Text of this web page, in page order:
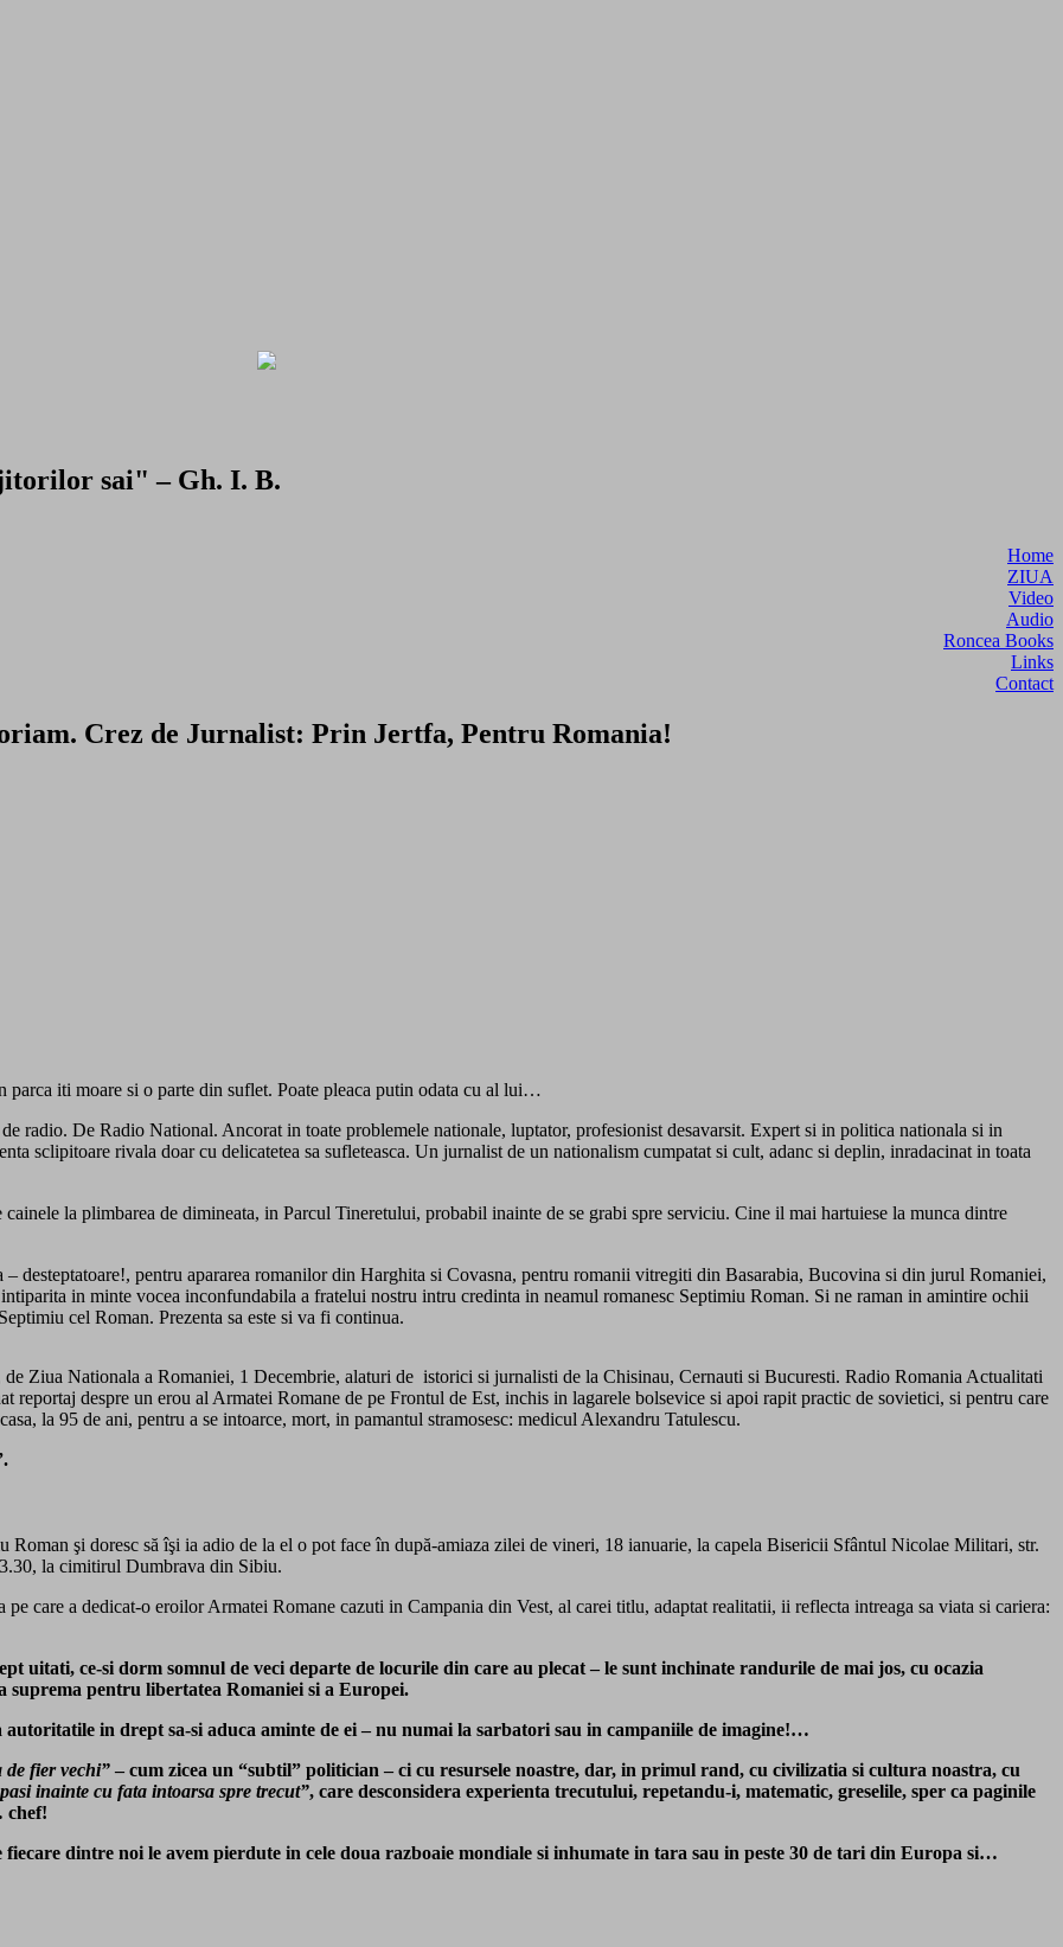
sai" – Gh. I. B.
Home
ZIUA
Video
Audio
Roncea Books
Links
Contact
Crez de Jurnalist: Prin Jertfa, Pentru Romania!
parca iti moare si o parte din suflet. Poate pleaca putin odata cu al lui…
radio. De Radio National. Ancorat in toate problemele nationale, luptator, profesionist desavarsit. Expert si in politica nationala si in
sclipitoare rivala doar cu delicatetea sa sufleteasca. Un jurnalist de un nationalism cumpatat si cult, adanc si deplin, inradacinat in toata
la plimbarea de dimineata, in Parcul Tineretului, probabil inainte de se grabi spre serviciu. Cine il mai hartuiese la munca dintre
desteptatoare!, pentru apararea romanilor din Harghita si Covasna, pentru romanii vitregiti din Basarabia, Bucovina si din jurul Romaniei,
intiparita in minte vocea inconfundabila a fratelui nostru intru credinta in neamul romanesc Septimiu Roman. Si ne raman in amintire ochii
cel Roman. Prezenta sa este si va fi continua.
de Ziua Nationala a Romaniei, 1 Decembrie, alaturi de istorici si jurnalisti de la Chisinau, Cernauti si Bucuresti. Radio Romania Actualitati
reportaj despre un erou al Armatei Romane de pe Frontul de Est, inchis in lagarele bolsevice si apoi rapit practic de sovietici, si pentru care
la 95 de ani, pentru a se intoarce, mort, in pamantul stramosesc: medicul Alexandru Tatulescu.
Roman şi doresc să îşi ia adio de la el o pot face în după-amiaza zilei de vineri, 18 ianuarie, la capela Bisericii Sfântul Nicolae Militari, str.
la cimitirul Dumbrava din Sibiu.
care a dedicat-o eroilor Armatei Romane cazuti in Campania din Vest, al carei titlu, adaptat realitatii, ii reflecta intreaga sa viata si cariera:
uitati, ce-si dorm somnul de veci departe de locurile din care au plecat – le sunt inchinate randurile de mai jos, cu ocazia
pentru libertatea Romaniei si a Europei.
in drept sa-si aduca aminte de ei – nu numai la sarbatori sau in campaniile de imagine!…
de fier vechi” – cum zicea un “subtil” politician – ci cu resursele noastre, dar, in primul rand, cu civilizatia si cultura noastra, cu
inainte cu fata intoarsa spre trecut”, care desconsidera experienta trecutului, repetandu-i, matematic, greselile, sper ca paginile
chef!
dintre noi le avem pierdute in cele doua razboaie mondiale si inhumate in tara sau in peste 30 de tari din Europa si…